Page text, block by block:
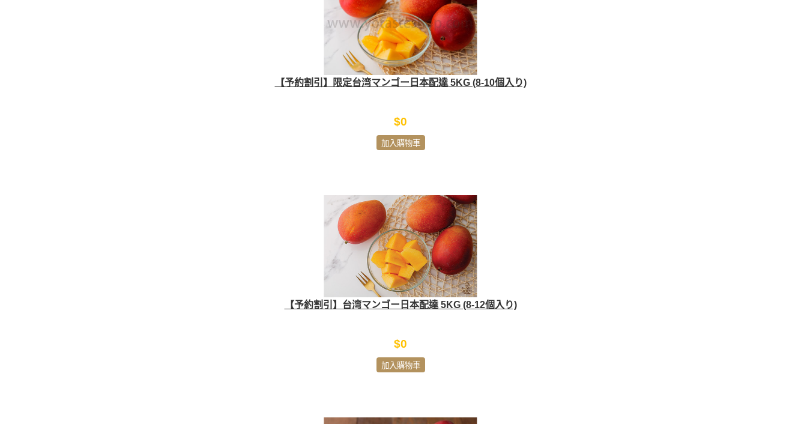
【予約割引】限定台湾マンゴー日本配達 5KG (8-10個入り)
$0
加入購物車
【予約割引】台湾マンゴー日本配達 5KG (8-12個入り)
$0
加入購物車